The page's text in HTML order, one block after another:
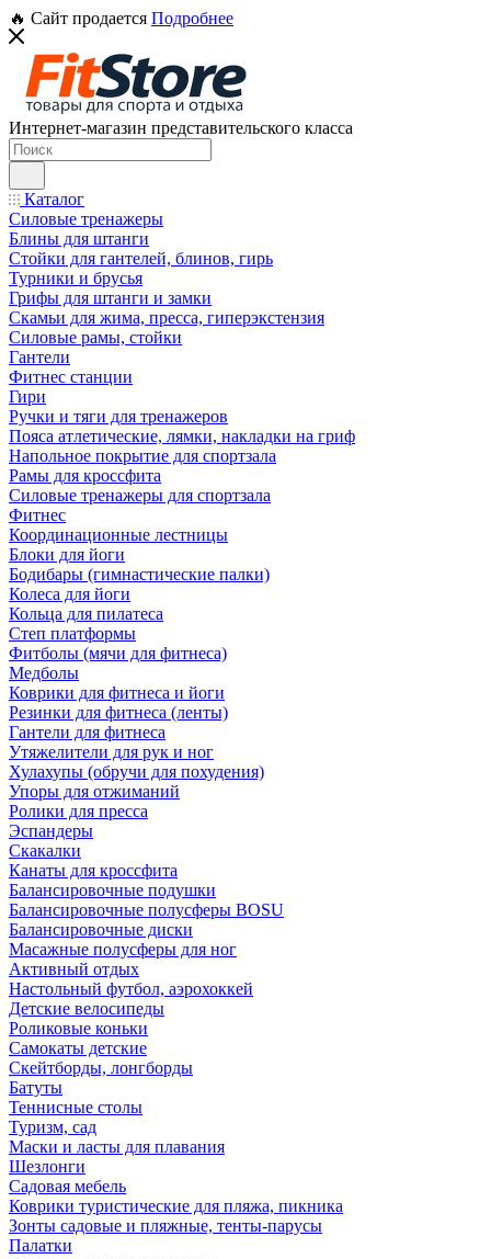
🔥 Сайт продается Подробнее
Интернет-магазин представительского класса
Каталог
Силовые тренажеры
Блины для штанги
Стойки для гантелей, блинов, гирь
Турники и брусья
Грифы для штанги и замки
Скамьи для жима, пресса, гиперэкстензия
Силовые рамы, стойки
Гантели
Фитнес станции
Гири
Ручки и тяги для тренажеров
Пояса атлетические, лямки, накладки на гриф
Напольное покрытие для спортзала
Рамы для кроссфита
Силовые тренажеры для спортзала
Фитнес
Координационные лестницы
Блоки для йоги
Бодибары (гимнастические палки)
Колеса для йоги
Кольца для пилатеса
Степ платформы
Фитболы (мячи для фитнеса)
Медболы
Коврики для фитнеса и йоги
Резинки для фитнеса (ленты)
Гантели для фитнеса
Утяжелители для рук и ног
Хулахупы (обручи для похудения)
Упоры для отжиманий
Ролики для пресса
Эспандеры
Скакалки
Канаты для кроссфита
Балансировочные подушки
Балансировочные полусферы BOSU
Балансировочные диски
Масажные полусферы для ног
Активный отдых
Настольный футбол, аэрохоккей
Детские велосипеды
Роликовые коньки
Самокаты детские
Скейтборды, лонгборды
Батуты
Теннисные столы
Туризм, сад
Маски и ласты для плавания
Шезлонги
Садовая мебель
Коврики туристические для пляжа, пикника
Зонты садовые и пляжные, тенты-парусы
Палатки